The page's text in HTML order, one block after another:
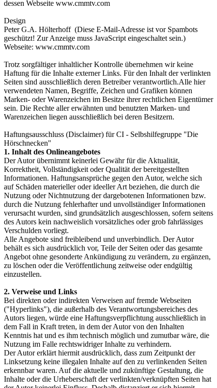
dessen Webseite www.cmmtv.com
Design
Peter G.A. Hölterhoff (Diese E-Mail-Adresse ist vor Spambots
geschützt! Zur Anzeige muss JavaScript eingeschaltet sein.)
Webseite: www.cmmtv.com
Trotz sorgfältiger inhaltlicher Kontrolle übernehmen wir keine
Haftung für die Inhalte externer Links. Für den Inhalt der verlinkten
Seiten sind ausschließlich deren Betreiber verantwortlich.Alle hier
verwendeten Namen, Begriffe, Zeichen und Grafiken können
Marken- oder Warenzeichen im Besitze ihrer rechtlichen Eigentümer
sein. Die Rechte aller erwähnten und benutzten Marken- und
Warenzeichen liegen ausschließlich bei deren Besitzern.
Haftungsausschluss (Disclaimer) für CI - Selbshilfegruppe "Die
Hörschnecken"
1. Inhalt des Onlineangebotes
Der Autor übernimmt keinerlei Gewähr für die Aktualität,
Korrektheit, Vollständigkeit oder Qualität der bereitgestellten
Informationen. Haftungsansprüche gegen den Autor, welche sich
auf Schäden materieller oder ideeller Art beziehen, die durch die
Nutzung oder Nichtnutzung der dargebotenen Informationen bzw.
durch die Nutzung fehlerhafter und unvollständiger Informationen
verursacht wurden, sind grundsätzlich ausgeschlossen, sofern seitens
des Autors kein nachweislich vorsätzliches oder grob fahrlässiges
Verschulden vorliegt.
Alle Angebote sind freibleibend und unverbindlich. Der Autor
behält es sich ausdrücklich vor, Teile der Seiten oder das gesamte
Angebot ohne gesonderte Ankündigung zu verändern, zu ergänzen,
zu löschen oder die Veröffentlichung zeitweise oder endgültig
einzustellen.
2. Verweise und Links
Bei direkten oder indirekten Verweisen auf fremde Webseiten
("Hyperlinks"), die außerhalb des Verantwortungsbereiches des
Autors liegen, würde eine Haftungsverpflichtung ausschließlich in
dem Fall in Kraft treten, in dem der Autor von den Inhalten
Kenntnis hat und es ihm technisch möglich und zumutbar wäre, die
Nutzung im Falle rechtswidriger Inhalte zu verhindern.
Der Autor erklärt hiermit ausdrücklich, dass zum Zeitpunkt der
Linksetzung keine illegalen Inhalte auf den zu verlinkenden Seiten
erkennbar waren. Auf die aktuelle und zukünftige Gestaltung, die
Inhalte oder die Urheberschaft der verlinkten/verknüpften Seiten hat